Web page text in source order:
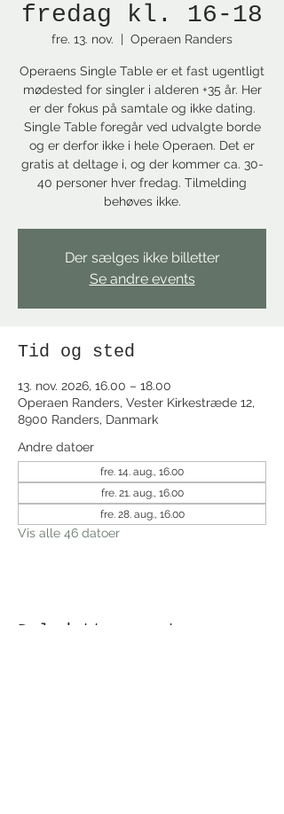
fredag kl. 16-18
fre. 13. nov.
  |
Operaen Randers
Operaens Single Table er et fast ugentligt
mødested for singler i alderen +35 år. Her
er der fokus på samtale og ikke dating.
Single Table foregår ved udvalgte borde
og er derfor ikke i hele Operaen. Det er
gratis at deltage i, og der kommer ca. 30-
40 personer hver fredag. Tilmelding
behøves ikke.
Der sælges ikke billetter
Se andre events
Tid og sted
13. nov. 2026, 16.00 – 18.00
Operaen Randers, Vester Kirkestræde 12,
8900 Randers, Danmark
Andre datoer
fre. 14. aug., 16.00
fre. 21. aug., 16.00
fre. 28. aug., 16.00
Vis alle 46 datoer
Del dette event